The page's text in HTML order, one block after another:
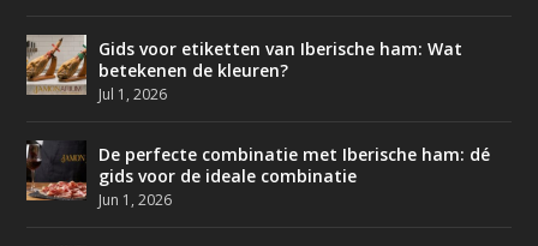
Gids voor etiketten van Iberische ham: Wat
betekenen de kleuren?
Jul 1, 2026
De perfecte combinatie met Iberische ham: dé
gids voor de ideale combinatie
Jun 1, 2026